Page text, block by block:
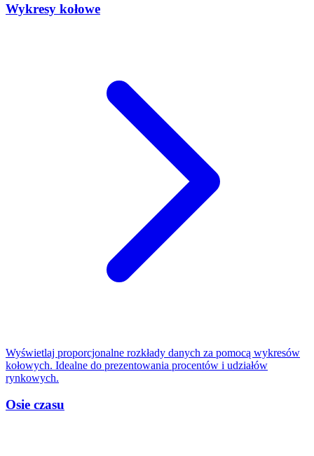
Wykresy kołowe
Wyświetlaj proporcjonalne rozkłady danych za pomocą wykresów
kołowych. Idealne do prezentowania procentów i udziałów
rynkowych.
Osie czasu